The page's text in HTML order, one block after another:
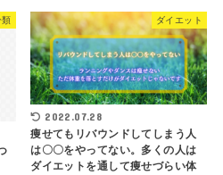
類 ダイエット
2022.07.28
痩せてもリバウンドしてしまう人
は〇〇をやってない。多くの人は
ダイエットを通して痩せづらい体